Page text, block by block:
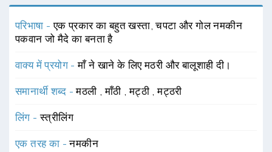
परिभाषा -एक प्रकार का बहुत खस्ता, चपटा और गोल नमकीन
पकवान जो मैदे का बनता है
वाक्य में प्रयोग -माँ ने खाने के लिए मठरी और बालूशाही दी।
समानार्थी शब्द -मठली ,माँठी ,मट्ठी ,मट्ठरी
लिंग -स्त्रीलिंग
एक तरह का -नमकीन